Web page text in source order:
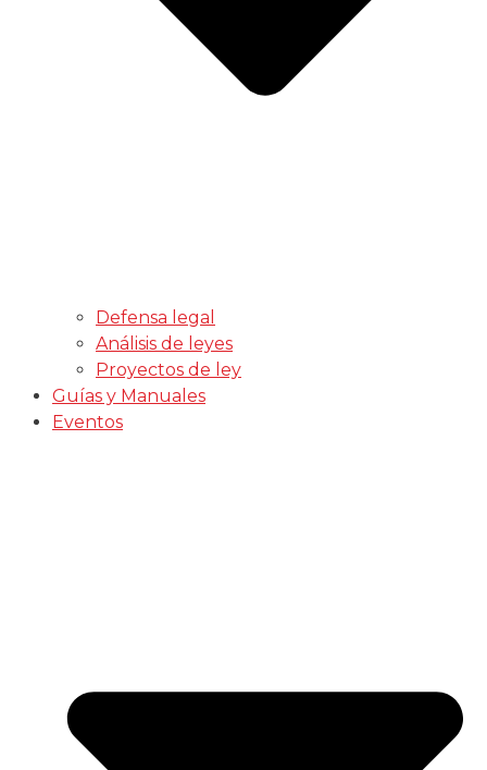
Defensa legal
Análisis de leyes
Proyectos de ley
Guías y Manuales
Eventos